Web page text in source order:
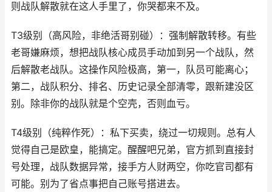
则战队解散就在这人手里了，你哭都来不及。
T3级别（高风险，非绝活哥别碰）：强制解散转移。有些
老哥嫌麻烦，想把战队核心成员手动加到另一个战队，然
后解散老战队。这操作风险极高，第一，队员可能离心；
第二，战队积分、排名、历史记录全部清零，跟新建没区
别。除非你的战队就是个空壳，否则血亏。
T4级别（纯粹作死）：私下买卖，绕过一切规则。总有人
觉得自己是欧皇，能搞定。醒醒吧兄弟，官方抓到直接封
号处理，战队数据异常，接手方人财两空，你吃官司都有
可能。别为了省点事把自己账号搭进去。